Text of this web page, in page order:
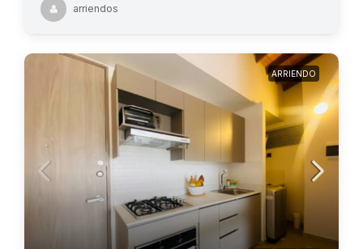
arriendos
ARRIENDO